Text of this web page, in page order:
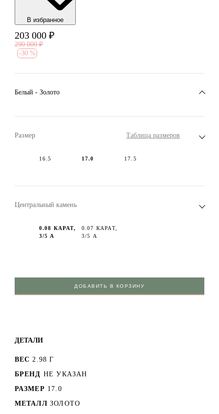
В избранноe
203 000 ₽
290 000 ₽
-30 %
Белый - Золото
Размер Таблица размеров
16.5 17.0 17.5
Центральный камень
0.08 КАРАТ,
3/5 А
0.07 КАРАТ,
3/5 А
ДОБАВИТЬ В КОРЗИНУ
ДЕТАЛИ
ВЕС 2.98 Г
БРЕНД НЕ УКАЗАН
РАЗМЕР 17.0
МЕТАЛЛ ЗОЛОТО